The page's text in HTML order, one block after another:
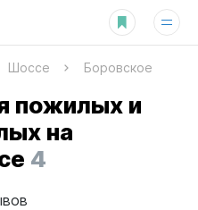
Шоссе Боровское
пожилых и
на
4